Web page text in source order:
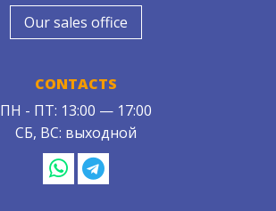
Our sales office
CONTACTS
ПН - ПТ: 13:00 — 17:00
СБ, ВС: выходной